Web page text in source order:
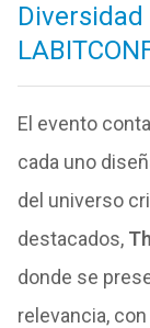
El evento
cada uno
del universo
destacados,
donde se
relevancia,